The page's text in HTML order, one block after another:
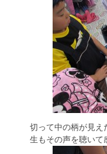
切って中の柄が見え
生もその声を聴いて